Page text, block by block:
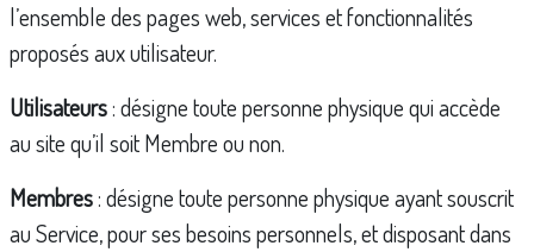
l’ensemble des pages web, services et fonctionnalités
proposés aux utilisateur.
Utilisateurs: désigne toute personne physique qui accède
au site qu’il soit Membre ou non.
Membres: désigne toute personne physique ayant souscrit
au Service, pour ses besoins personnels, et disposant dans